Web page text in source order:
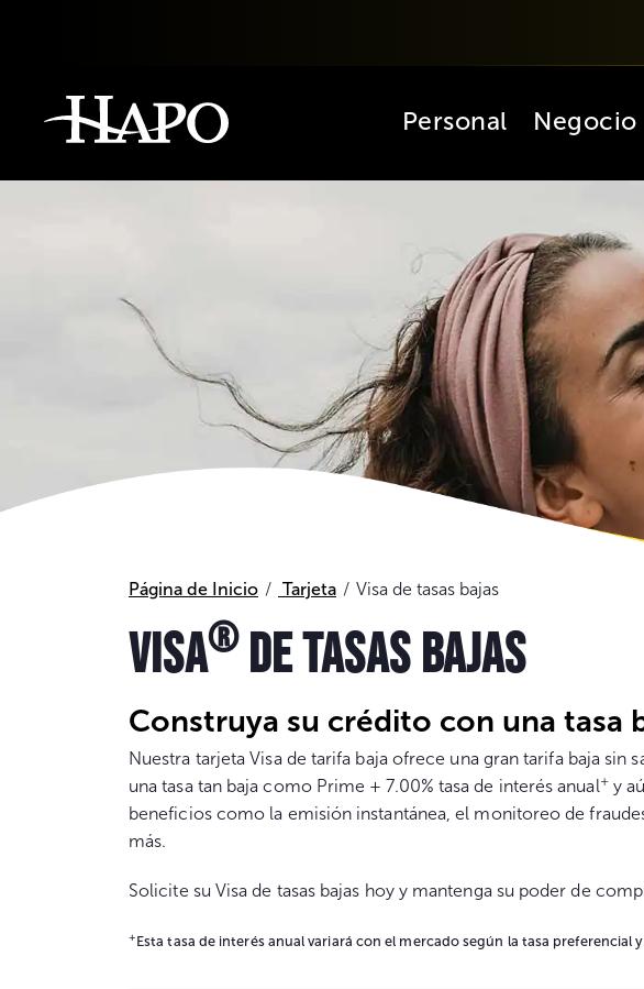
Personal Negocio
Página de Inicio Tarjeta Visa de tasas bajas
VISA®DE TASAS BAJAS
Construya su crédito con una tasa
Nuestra tarjeta Visa de tarifa baja ofrece una gran tarifa baja sin
una tasa tan baja como Prime + 7.00% tasa de interés anual+y
beneficios como la emisión instantánea, el monitoreo de
más.
Solicite su Visa de tasas bajas hoy y mantenga su poder de
+ Esta tasa de interés anual variará con el mercado según la tasa preferencial